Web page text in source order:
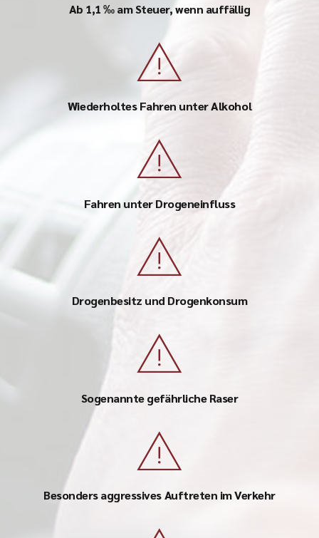
Ab 1,1 ‰ am Steuer, wenn auffällig
Wiederholtes Fahren unter Alkohol
Fahren unter Drogeneinfluss
Drogenbesitz und Drogenkonsum
Sogenannte gefährliche Raser
Besonders aggressives Auftreten im Verkehr